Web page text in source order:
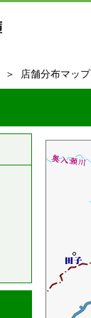
＞ 店舗分布マップ